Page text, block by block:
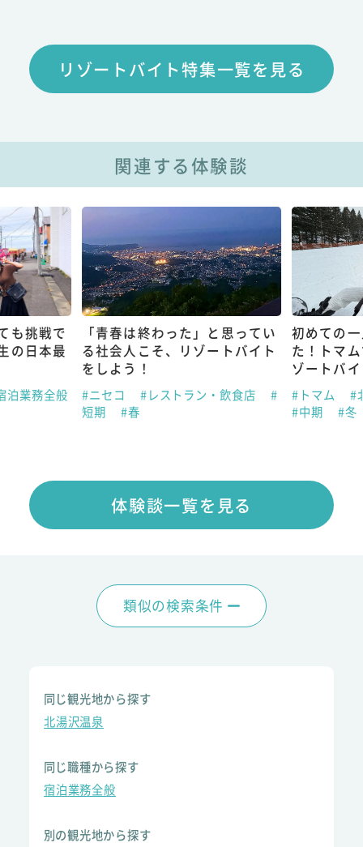
リゾートバイト特集一覧を見る
関連する体験談
も挑戦で
の日本最
泊業務全般
「青春は終わった」と思ってい
る社会人こそ、リゾートバイト
をしよう！
#ニセコ #レストラン・飲食店
#
短期
#春
初めての
た！トマ
ゾートバ
#トマム
#
#中期
#冬
体験談一覧を見る
類似の検索条件
同じ観光地から探す
北湯沢温泉
同じ職種から探す
宿泊業務全般
別の観光地から探す